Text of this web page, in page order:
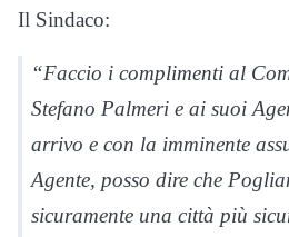
Il Sindaco:
“Faccio i complimenti al
Stefano Palmeri e ai suoi
arrivo e con la imminente
Agente, posso dire che
sicuramente una città più